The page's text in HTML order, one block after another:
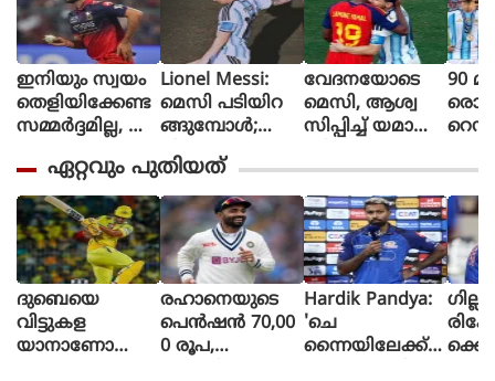
ഇനിയും സ്വയം
തെളിയിക്കേണ്ട
സമ്മർദ്ദമില്ല, അ
ഭിച്ചാൽ സ
ന്തോഷം അത്ര
മാത്രം : ഭുവ
നേശ്വർ കുമാർ
Lionel Messi:
മെസി പടിയിറ
ങ്ങുമ്പോൾ;
വീണ്ടും
സാക്ഷിയായി
മെറ്റ്‌ലൈഫ്
വേദനയോടെ
മെസി, ആശ്വ
സിപ്പിച്ച് യമാൽ
90
രൊറ്റ
ളി
ൻ്റീന,
ഏറ്റവും പുതിയത്
ദുബെയെ
വിട്ടുകള
യാനാണോ
രഹാനെയുടെ
പെൻഷൻ 70,00
0 രൂപ,
Hardik Pandya:
'ചെ
ന്നൈയിലേക്ക്